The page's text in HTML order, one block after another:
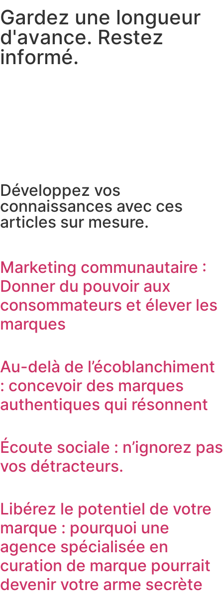
Gardez une longueur
d'avance. Restez
informé.
Développez vos
connaissances avec ces
articles sur mesure.
Marketing communautaire :
Donner du pouvoir aux
consommateurs et élever les
marques
Au-delà de l’écoblanchiment
: concevoir des marques
authentiques qui résonnent
Écoute sociale : n’ignorez pas
vos détracteurs.
Libérez le potentiel de votre
marque : pourquoi une
agence spécialisée en
curation de marque pourrait
devenir votre arme secrète